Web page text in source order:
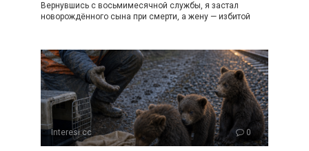
Вернувшись с восьмимесячной службы, я застал
новорождённого сына при смерти, а жену — избитой
Interesi.cc 0